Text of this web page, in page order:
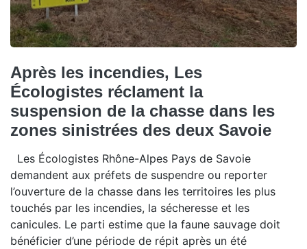
Après les incendies, Les
Écologistes réclament la
suspension de la chasse dans les
zones sinistrées des deux Savoie
Les Écologistes Rhône-Alpes Pays de Savoie
demandent aux préfets de suspendre ou reporter
l’ouverture de la chasse dans les territoires les plus
touchés par les incendies, la sécheresse et les
canicules. Le parti estime que la faune sauvage doit
bénéficier d’une période de répit après un été